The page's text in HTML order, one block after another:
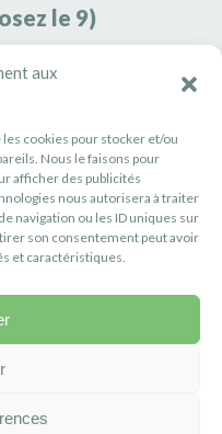
aux
cookies pour stocker et/ou
Nous le faisons pour
afficher des publicités
nous autorisera à traiter
navigation ou les ID uniques sur
son consentement peut avoir
et caractéristiques.
le 9)